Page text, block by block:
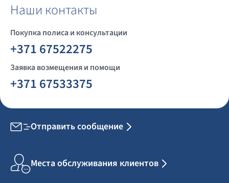
Наши контакты
Покупка полиса и консультации
+371 67522275
Заявка возмещения и помощи
+371 67533375
Отправить сообщение
Места обслуживания клиентов